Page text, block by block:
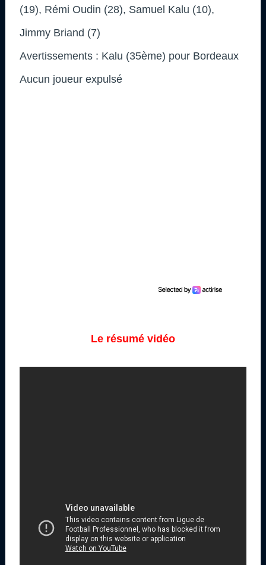
(19), Rémi Oudin (28), Samuel Kalu (10),
Jimmy Briand (7)
Avertissements : Kalu (35ème) pour Bordeaux
Aucun joueur expulsé
Le résumé vidéo